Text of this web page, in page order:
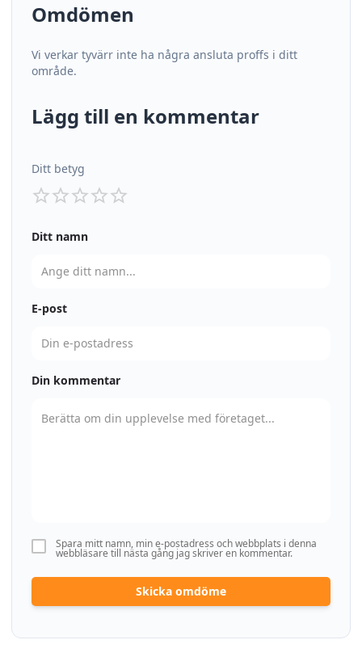
Omdömen
Vi verkar tyvärr inte ha några ansluta proffs i ditt
område.
Lägg till en kommentar
Ditt betyg
Ditt namn
E-post
Din kommentar
Spara mitt namn, min e-postadress och webbplats i denna
webbläsare till nästa gång jag skriver en kommentar.
Skicka omdöme